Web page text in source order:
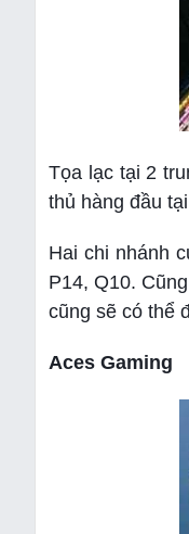
Tọa lạc tại 2
thủ hàng đầu
Hai chi nhánh
P14, Q10.
cũng sẽ có thể
Aces Gaming